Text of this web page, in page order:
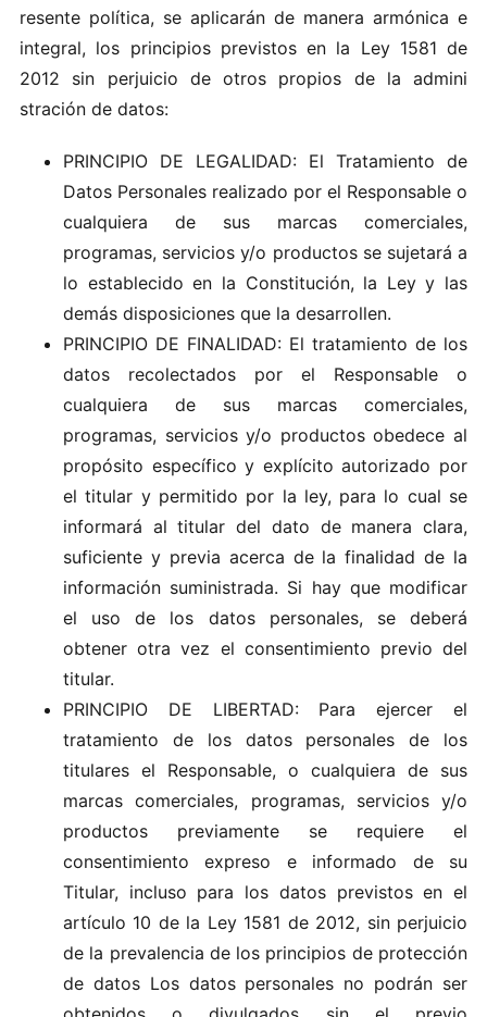
res‌e​n te p o lítica, se a‌p​lic ará‌n de man er a a‍rmónica e
integral, l​os principios p revistos e‌n la Ley‌ 1581 de
20‌12 si‌n perjuicio‌ de otros‌ pr o‍p‍io‌s de la admini​
stra‌c‍i‍ón‌ de​ da tos‌:‌
PRINCIPIO DE LEGALIDAD: El Tratamiento de
Datos Personales realizado por el Responsable o
cualquiera de sus marcas comerciales,
programas, servicios y/o productos se sujetará a
lo establecido en la Constitución, la Ley y las
demás disposiciones que la desarrollen.
PRINCIPIO DE FINALIDAD: El tratamiento de los
datos recolectados por el Responsable o
cualquiera de sus marcas comerciales,
programas, servicios y/o productos obedece al
propósito específico y explícito autorizado por
el titular y permitido por la ley, para lo cual se
informará al titular del dato de manera clara,
suficiente y previa acerca de la finalidad de la
información suministrada. Si hay que modificar
el uso de los datos personales, se deberá
obtener otra vez el consentimiento previo del
titular.
PRINCIPIO DE LIBERTAD: Para ejercer el
tratamiento de los datos personales de los
titulares el Responsable, o cualquiera de sus
marcas comerciales, programas, servicios y/o
productos previamente se requiere el
consentimiento expreso e informado de su
Titular, incluso para los datos previstos en el
artículo 10 de la Ley 1581 de 2012, sin perjuicio
de la prevalencia de los principios de protección
de datos Los datos personales no podrán ser